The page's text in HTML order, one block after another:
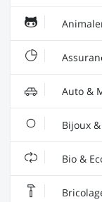
Auto &
Bijoux
Bio &